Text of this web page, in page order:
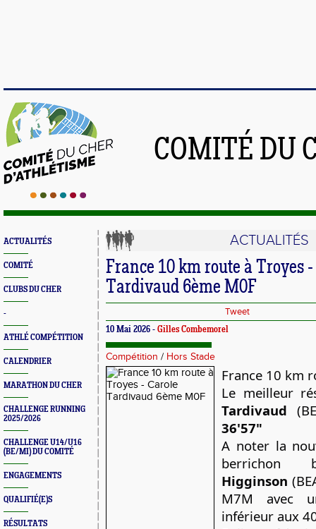
COMITÉ DU
ACTUALITÉS
COMITÉ
CLUBS DU CHER
-
ATHLÉ COMPÉTITION
CALENDRIER
MARATHON DU CHER
CHALLENGE RUNNING
2025/2026
CHALLENGE U14/U16
(BE/MI) DU COMITÉ
ENGAGEMENTS
QUALIFIÉ(E)S
RÉSULTATS
ACTUALITÉS
France 10 km route à Troyes
Tardivaud 6ème M0F
Tweet
10 Mai 2026 - Gilles Combemorel
Compétition / Hors Stade
France 10 km
Le meilleur
Tardivaud
36'57"
A noter la
berrichon
Higginson
M7M avec
inférieur aux